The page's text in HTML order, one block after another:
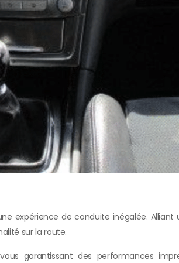
expérience de conduite inégalée.
sur la route.
garantissant des performances